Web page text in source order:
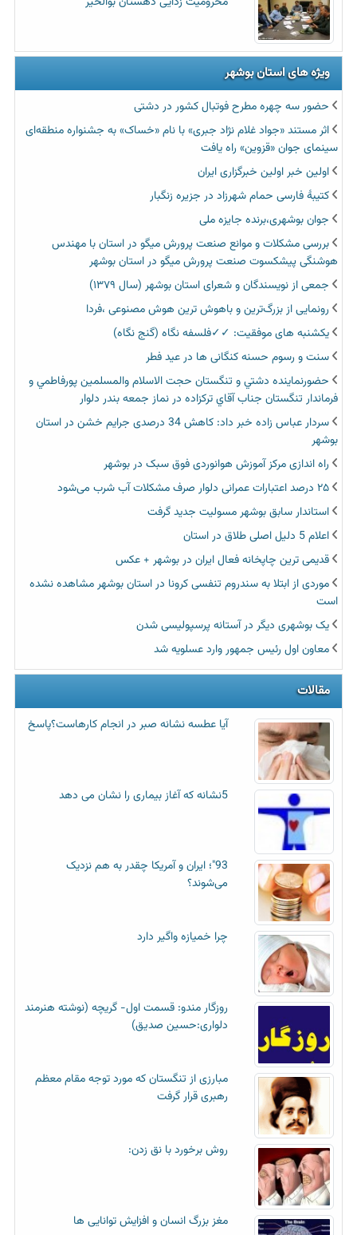
ویژه های استان بوشهر
حضور سه چهره مطرح فوتبال کشور در دشتی
اثر مستند «جواد غلام نژاد جبری» با نام «خساک» به جشنواره منطقه‌ای
سینمای جوان «قزوین» راه یافت
اولین خبر اولین خبرگزاری ایران‏
کتیبۀ فارسی حمام شهرزاد در جزیره زنگبار
جوان بوشهری،برنده جایزه ملی
بررسی مشکلات و موانع صنعت پرورش میگو در استان با مهندس
هوشنگی پیشکسوت صنعت پرورش میگو در استان بوشهر
جمعی از نویسندگان و شعرای استان بوشهر (سال ۱۳۷۹)
رونمایی از بزرگ‌ترین و باهوش ترین هوش مصنوعی ،فردا
یکشنبه های موفقیت: ✓✓فلسفه نگاه (گنج نگاه)
سنت و رسوم حسنه کنگانی ها در عید فطر
حضورنماينده دشتي و تنگستان حجت الاسلام والمسلمين پورفاطمي و
فرماندار تنگستان جناب آقاي تركزاده در نماز جمعه بندر دلوار
سردار عباس زاده خبر داد: کاهش 34 درصدی جرایم خشن در استان
بوشهر
راه اندازی مرکز آموزش هوانوردی فوق سبک در بوشهر
۲۵ درصد اعتبارات عمرانی دلوار صرف مشکلات آب شرب می‌شود
استاندار سابق بوشهر مسولیت جدید گرفت
اعلام 5 دلیل اصلی طلاق در استان
قدیمی ترین چاپخانه فعال ایران در بوشهر + عکس
موردی از ابتلا به سندروم تنفسی کرونا در استان بوشهر مشاهده نشده
است
یک بوشهری دیگر در آستانه پرسپولیسی شدن
معاون اول رئیس جمهور وارد عسلویه شد
مقالات
آیا عطسه‌ نشانه صبر در انجام کارهاست؟پاسخ
5نشانه که آغاز بیماری را نشان می دهد
93"؛ ایران و آمریکا چقدر به هم نزدیک
می‌شوند؟
چرا خمیازه واگیر دارد
روزگار مندو: قسمت اول- گریچه (نوشته هنرمند
دلواری:حسین صدیق)
مبارزی از تنگستان که مورد توجه مقام معظم
رهبری قرار گرفت
روش برخورد با نق زدن:
مغز بزرگ انسان و افزایش توانایی ها